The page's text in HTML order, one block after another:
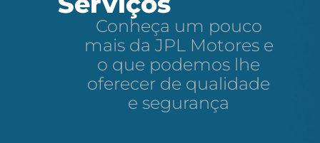
Conheça um pouco
mais da JPL Motores e
o que podemos lhe
oferecer de qualidade
e segurança